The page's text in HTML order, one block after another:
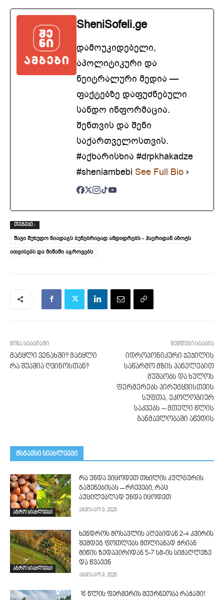
SheniSofeli.ge
დამოუკიდებელი,
აპოლიტიკური და
ნეიტრალური მედია —
ფაქტებზე დაფუძნებული
სანდო ინფორმაცია.
შენთვის და შენი
საქართველოსთვის.
#აქხარისხია #drpkhakadze
#sheniambebi See Full Bio
ᲗᲔᲒᲔᲑᲘ :
შავი მუხუდო ნიადაგს ბუნებრივად ამდიდრებს - ჰაერიდან აზოტს
ითვისებს და მიწაში აგროვებს
წინა სტატიაში
მატყლი ვენახში? მატყლი
რა შუაშია ღვინოსთან?
შემდეგი სტატია
იდროპონიკური ჯეჯილის
საწარმო მზის პანელებით
მუშაობს და ხულოს
ფერმერებს პირუტყვისთვის
სუფთა, ეკოლოგიურ
საკვებს – მთელი წლის
განმავლობაში აწვდის
მსგავსი სიახლეები
აგრო სიახლეები
რა უნდა ვიცოდეთ თხილის კულტურის
გაშენებისას – რჩევები, რაც
აუცილებლად უნდა იცოდეთ
აგვისტო 9, 2026
აგრო სიახლეები
ხენდროს მოსავლის აღე­ბიდან 2-4 კვირის
შემდეგ ფოთლებს მთლი­ანად ჭრიან
მიწის ზედაპირიდან 5-7 სმ-ის სიმაღლეზე
და წვავენ
აგვისტო 9, 2026
16 წლის ფერმერის მეურნეობა რაჭაში!